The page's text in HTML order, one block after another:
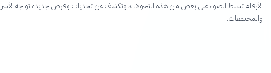
الأرقام تسلط الضوء على بعض من هذه التحولات، وتكشف عن تحديات وفرص جديدة تواجه الأسر
والمجتمعات.